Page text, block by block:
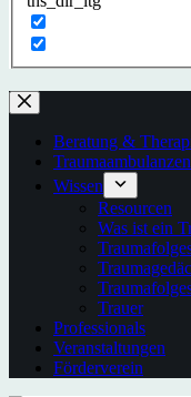
Beratung &
Wissen
Resourcen
Was ist ein
Trauer
Professionals
Veranstaltungen
Förderverein